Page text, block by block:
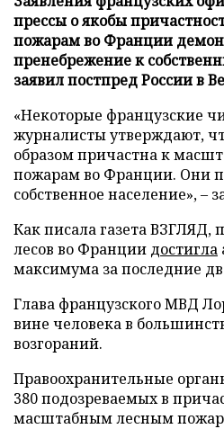
прессы о якобы
пожарам во Франции
пренебрежение к
заявил постпред России в
«Некоторые французские
журналисты утверждают,
образом причастна к
пожарам во Франции. Они
собственное население», –
Как писала газета
лесов во Франции достигла
максимума за последние
Глава французского МВД
вине человека в
возгораний.
Правоохранительные
380 подозреваемых в
масштабным лесным